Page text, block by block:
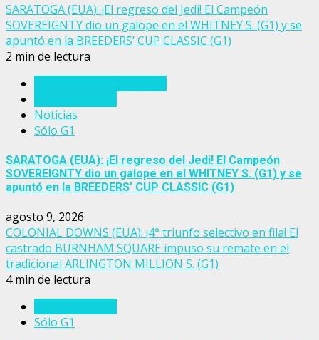
SARATOGA (EUA): ¡El regreso del Jedi! El Campeón
SOVEREIGNTY dio un galope en el WHITNEY S. (G1) y se
apuntó en la BREEDERS’ CUP CLASSIC (G1)
2 min de lectura
Noticias
Sólo G1
SARATOGA (EUA): ¡El regreso del Jedi! El Campeón
SOVEREIGNTY dio un galope en el WHITNEY S. (G1) y se
apuntó en la BREEDERS’ CUP CLASSIC (G1)
agosto 9, 2026
COLONIAL DOWNS (EUA): ¡4° triunfo selectivo en fila! El
castrado BURNHAM SQUARE impuso su remate en el
tradicional ARLINGTON MILLION S. (G1)
4 min de lectura
Sólo G1